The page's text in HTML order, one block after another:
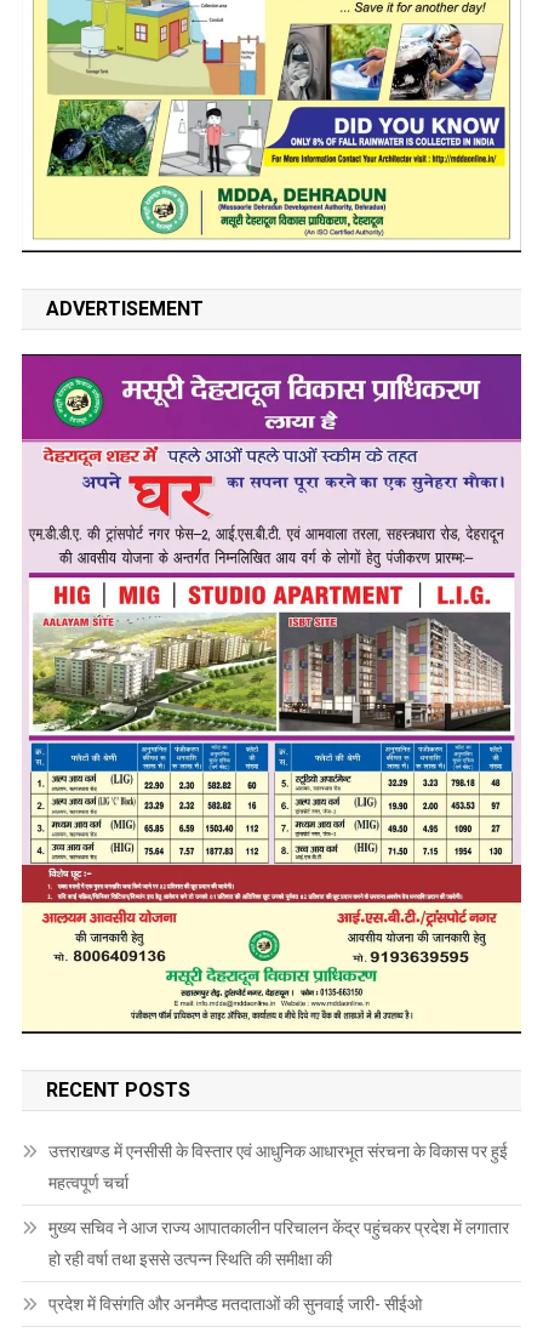
ADVERTISEMENT
RECENT POSTS
उत्तराखण्ड में एनसीसी के विस्तार एवं आधुनिक आधारभूत संरचना के विकास पर हुई
महत्वपूर्ण चर्चा
मुख्य सचिव ने आज राज्य आपातकालीन परिचालन केंद्र पहुंचकर प्रदेश में लगातार
हो रही वर्षा तथा इससे उत्पन्न स्थिति की समीक्षा की
प्रदेश में विसंगति और अनमैप्ड मतदाताओं की सुनवाई जारी- सीईओ